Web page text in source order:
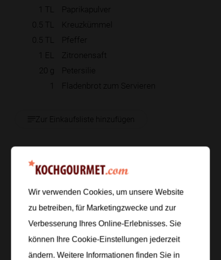
1 TL
Paprikapulver
0.5 TL
Kreuzkümmel
0.5 TL
Pfeffer
1 EL
Zitronensaft
20 g
Petersilie
1
Fladenbrot zum Servieren
Zur Einkaufsliste hinzufügen
Zubereitung
Schritt 1/6
Aubergine, Spitzpaprika und Tomaten waschen.
Zwiebel halbieren, Knoblauchzehen schälen und
alles zusammen mit Olivenöl in eine große Pfanne
geben.
Wir verwenden Cookies, um unsere Website
zu betreiben, für Marketingzwecke und zur
Verbesserung Ihres Online-Erlebnisses. Sie
können Ihre Cookie-Einstellungen jederzeit
ändern. Weitere Informationen finden Sie in